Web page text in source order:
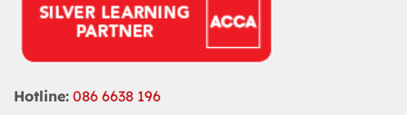
Hotline: 086 6638 196